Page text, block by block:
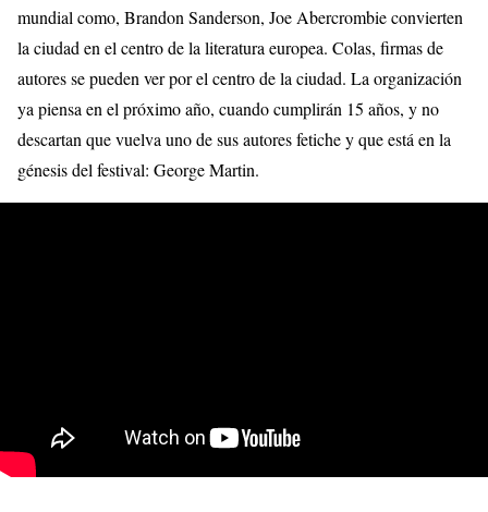
mundial como, Brandon Sanderson, Joe Abercrombie convierten
la ciudad en el centro de la literatura europea. Colas, firmas de
autores se pueden ver por el centro de la ciudad. La organización
ya piensa en el próximo año, cuando cumplirán 15 años, y no
descartan que vuelva uno de sus autores fetiche y que está en la
génesis del festival: George Martin.